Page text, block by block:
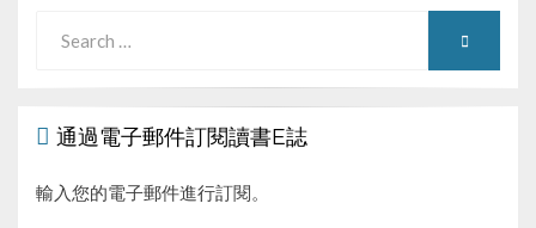
for:
SEARCH
通過電子郵件訂閱讀書E誌
輸入您的電子郵件進行訂閱。